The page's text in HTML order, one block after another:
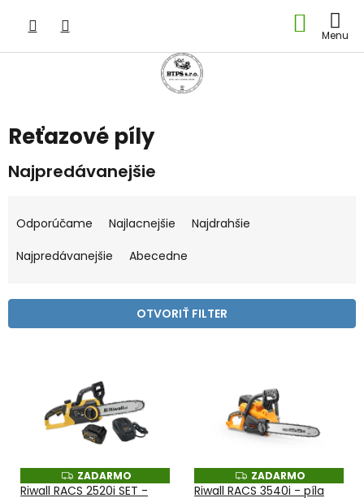
obsah
KOŠÍK
Reťazové píly
Najpredávanejšie
a
e
i
p
Odporúčame Najlacnejšie
Najdrahšie
Najpredávanejšie
Abecedne
OTVORIŤ FILTER
Z
A
ZADARMO
Riwall RACS 2520i SET -
Z
A
ZADARMO
Riwall RACS 3540i - píla